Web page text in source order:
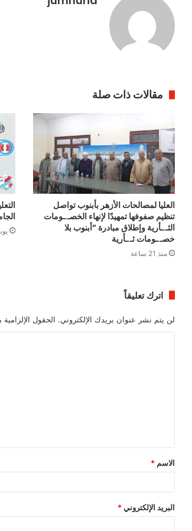
مقالات ذات صلة
العليا لمصالحات الأزهر بأبنوب تواصل
تنظيم صفوفها تمهيدًا لإنهاء الخصـ.ـومات
الثـ.ـأرية وإطلاق مبادرة “أبنوب بلا
خصـ.ـومات ثـ.ـأرية
منذ 21 ساعة
يونيو
اترك تعليقاً
لن يتم نشر عنوان بريدك الإلكتروني. الحقول الإلزامية
ق
*
الاسم *
البريد الإلكتروني *